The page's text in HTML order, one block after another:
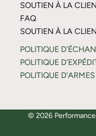
SOUTIEN À LA
FAQ
SOUTIEN À LA
POLITIQUE
POLITIQUE
POLITIQUE
© 2026